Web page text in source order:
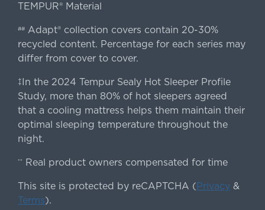
TEMPUR® Material
##Adapt® collection covers contain 20-30%
recycled content. Percentage for each series may
differ from cover to cover.
‡In the 2024 Tempur Sealy Hot Sleeper Profile
Study, more than 80% of hot sleepers agreed
that a cooling mattress helps them maintain their
optimal sleeping temperature throughout the
night.
** Real product owners compensated for time
This site is protected by reCAPTCHA ( Privacy&
Terms).